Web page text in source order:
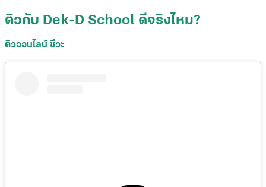
ติวกับ Dek-D School ดีจริงไหม?
ติวออนไลน์ ชีวะ